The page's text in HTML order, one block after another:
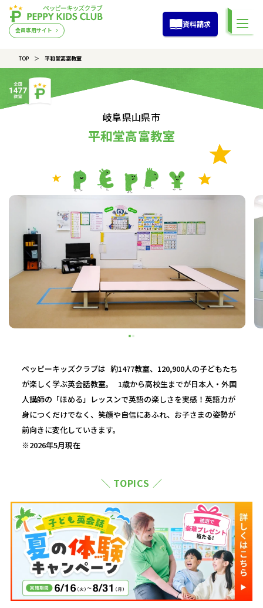
会員専用サイト
資料請求
TOP 平和堂高富教室
岐阜県山県市
平和堂高富教室
ペッピーキッズクラブは 約1477教室、120,900人の子どもたち
が楽しく学ぶ英会話教室。 1歳から高校生までが日本人・外国
人講師の「ほめる」レッスンで英語の楽しさを実感！英語力が
身につくだけでなく、笑顔や自信にあふれ、お子さまの姿勢が
前向きに変化していきます。
※2026年5月現在
＼ TOPICS ／